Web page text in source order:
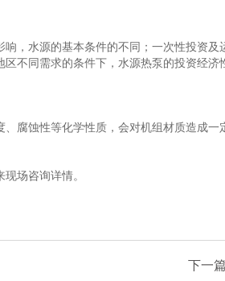
水源的基本条件的不同；一次性投资及
不同需求的条件下，水源热泵的投资经济
蚀性等化学性质，会对机组材质造成
场咨询详情。
下一